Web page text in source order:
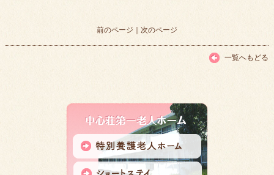
前のページ ｜ 次のページ
一覧へもどる